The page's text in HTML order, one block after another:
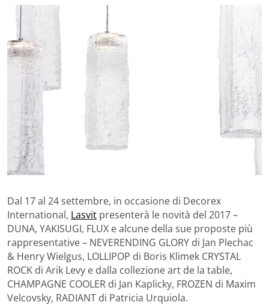
Dal 17 al 24 settembre, in occasione di Decorex
International, Lasvit presenterà le novità del 2017 –
DUNA, YAKISUGI, FLUX e alcune della sue proposte più
rappresentative – NEVERENDING GLORY di Jan Plechac
& Henry Wielgus, LOLLIPOP di Boris Klimek CRYSTAL
ROCK di Arik Levy e dalla collezione art de la table,
CHAMPAGNE COOLER di Jan Kaplicky, FROZEN di Maxim
Velcovsky, RADIANT di Patricia Urquiola.